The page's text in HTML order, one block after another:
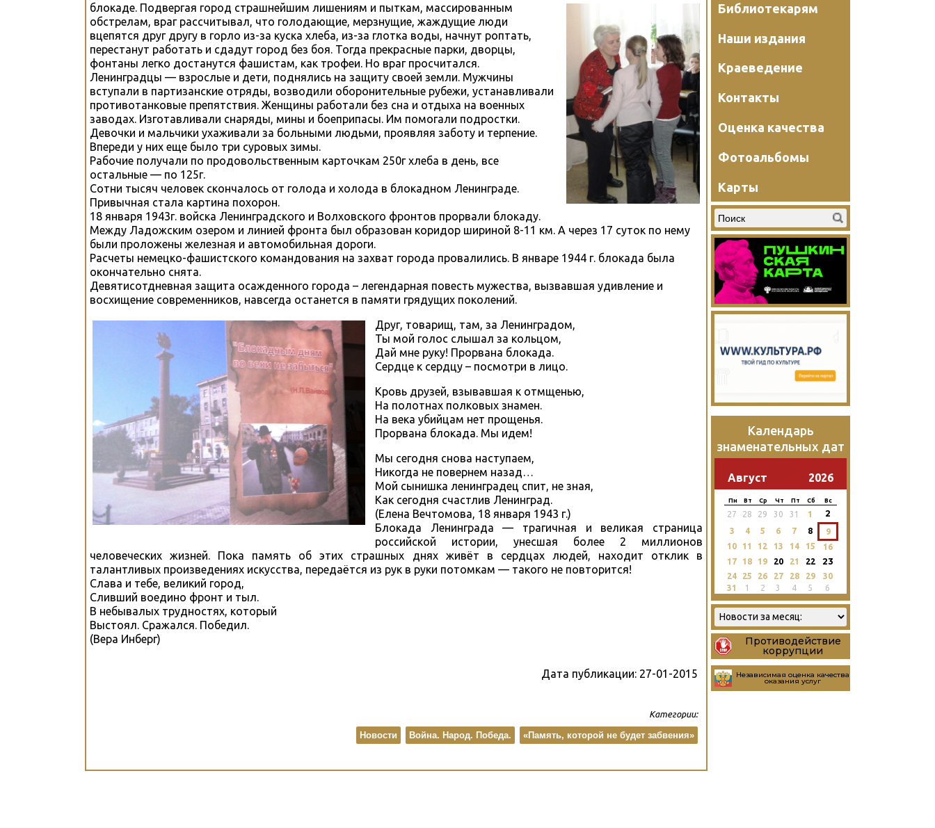
блокаде. Подвергая город страшнейшим лишениям и пыткам, массированным
обстрелам, враг рассчитывал, что голодающие, мерзнущие, жаждущие люди
вцепятся друг другу в горло из-за куска хлеба, из-за глотка воды, начнут роптать,
перестанут работать и сдадут город без боя. Тогда прекрасные парки, дворцы,
фонтаны легко достанутся фашистам, как трофеи. Но враг просчитался.
Ленинградцы — взрослые и дети, поднялись на защиту своей земли. Мужчины
вступали в партизанские отряды, возводили оборонительные рубежи, устанавливали
противотанковые препятствия. Женщины работали без сна и отдыха на военных
заводах. Изготавливали снаряды, мины и боеприпасы. Им помогали подростки.
Девочки и мальчики ухаживали за больными людьми, проявляя заботу и терпение.
Впереди у них еще было три суровых зимы.
Рабочие получали по продовольственным карточкам 250г хлеба в день, все
остальные — по 125г.
Сотни тысяч человек скончалось от голода и холода в блокадном Ленинграде.
Привычная стала картина похорон.
18 января 1943г. войска Ленинградского и Волховского фронтов прорвали блокаду.
Между Ладожским озером и линией фронта был образован коридор шириной 8-11 км. А через 17 суток по нему
были проложены железная и автомобильная дороги.
Расчеты немецко-фашистского командования на захват города провалились. В январе 1944 г. блокада была
окончательно снята.
Девятисотдневная защита осажденного города – легендарная повесть мужества, вызвавшая удивление и
восхищение современников, навсегда останется в памяти грядущих поколений.
Друг, товарищ, там, за Ленинградом,
Ты мой голос слышал за кольцом,
Дай мне руку! Прорвана блокада.
Сердце к сердцу – посмотри в лицо.
Кровь друзей, взывавшая к отмщенью,
На полотнах полковых знамен.
На века убийцам нет прощенья.
Прорвана блокада. Мы идем!
Мы сегодня снова наступаем,
Никогда не повернем назад…
Мой сынишка ленинградец спит, не зная,
Как сегодня счастлив Ленинград.
(Елена Вечтомова, 18 января 1943 г.)
Блокада Ленинграда — трагичная и великая страница
российской истории, унесшая более 2 миллионов
человеческих жизней. Пока память об этих страшных днях живёт в сердцах людей, находит отклик в
талантливых произведениях искусства, передаётся из рук в руки потомкам — такого не повторится!
Слава и тебе, великий город,
Сливший воедино фронт и тыл.
В небывалых трудностях, который
Выстоял. Сражался. Победил.
(Вера Инберг)
Дата публикации: 27-01-2015
Категории:
«Память, которой не будет забвения»
Война. Народ. Победа.
Новости
Библиотекарям
Наши издания
Краеведение
Контакты
Оценка качества
Фотоальбомы
Карты
Календарь
знаменательных дат
Август 2026
Пн Вт Ср Чт Пт Сб Вс
27 28 29 30 31 1 2
3 4 5 6 7 8
9
10
11 12 13 14 15
16
17
18 19 20 21 22 23
24 25 26 27 28 29
30
31
1 2 3 4 5 6
Противодействие
коррупции
Независимая оценка качества
оказания услуг